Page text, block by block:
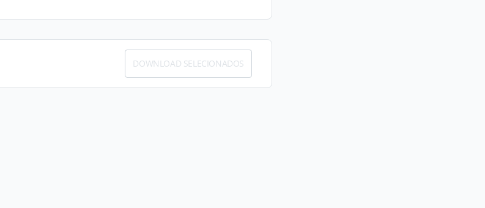
DOWNLOAD SELECIONADOS